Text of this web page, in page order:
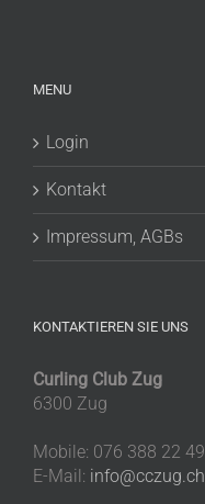
MENU
Login
Kontakt
Impressum, AGBs
KONTAKTIEREN SIE UNS
Curling Club Zug
6300 Zug
Mobile: 076 388 22 49
E-Mail: info@cczug.ch